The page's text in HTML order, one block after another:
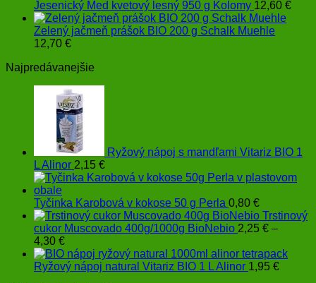
Jesenický Med kvetový lesný 950 g Kolomy 12,60 €
Zelený jačmeň prášok BIO 200 g Schalk Muehle
12,70 €
Najpredávanejšie
Ryžový nápoj s mandľami Vitariz BIO 1
L Alinor 2,15 €
Tyčinka Karobová v kokose 50 g Perla 0,80 €
Trstinový
cukor Muscovado 400g/1000g BioNebio 2,25 € –
4,30 €Price
range:
2,25 €
Ryžový nápoj natural Vitariz BIO 1 L Alinor 1,95 €